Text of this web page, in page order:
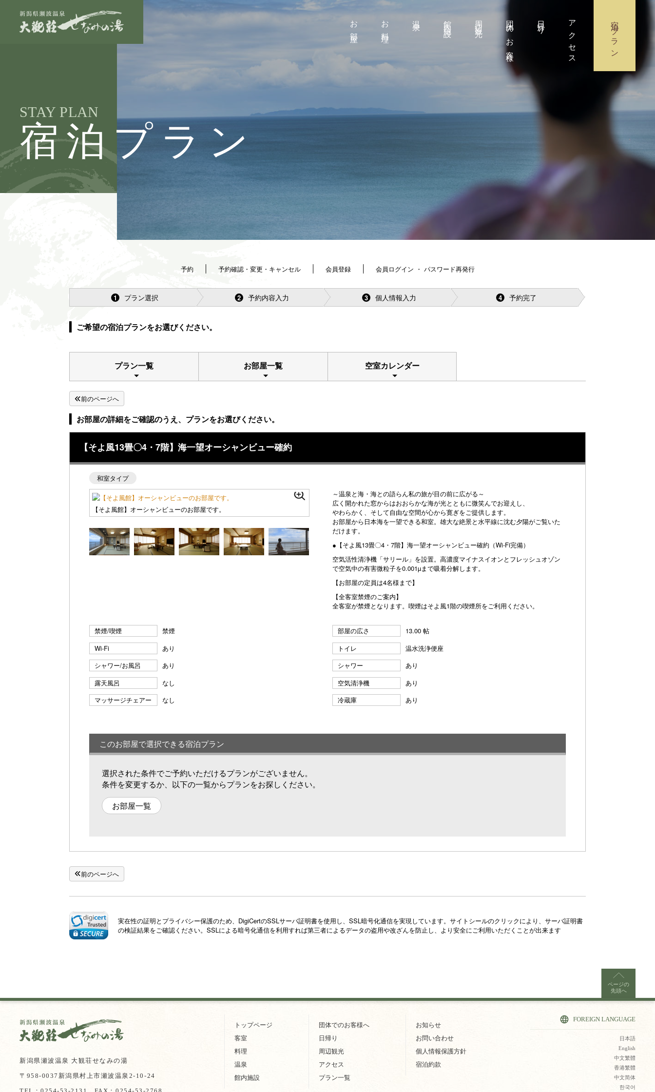
お部屋 お料理 館内施設 周辺観光 団体のお客様 日帰り アクセス 宿泊プラン
STAY PLAN
宿泊プラン
予約 予約確認・変更・キャンセル 会員登録 会員ログイン ・ パスワード再発行
1 プラン選択 2 予約内容入力 3 個人情報入力 4 予約完了
ご希望の宿泊プランをお選びください。
プラン一覧 お部屋一覧 空室カレンダー
前のページへ
お部屋の詳細をご確認のうえ、プランをお選びください。
【そよ風13畳〇4・7階】海一望オーシャンビュー確約
和室タイプ
【そよ風館】オーシャンビューのお部屋です。
～温泉と海・海との語らん私の旅が目の前に広がる～
広く開かれた窓からはおおらかな海が光とともに微笑んでお迎えし、
やわらかく、そして自由な空間が心から寛ぎをご提供します。
お部屋から日本海を一望できる和室。雄大な絶景と水平線に沈む夕陽がご覧いた
だけます。
●【そよ風13畳〇4・7階】海一望オーシャンビュー確約（Wi-Fi完備）
空気活性清浄機「サリール」を設置。高濃度マイナスイオンとフレッシュオゾン
で空気中の有害微粒子を0.001µまで吸着分解します。
【お部屋の定員は4名様まで】
【全客室禁煙のご案内】
全客室が禁煙となります。喫煙はそよ風1階の喫煙所をご利用ください。
禁煙/喫煙 禁煙 部屋の広さ
13.00 帖
Wi-Fi
あり トイレ
温水洗浄便座
シャワー/お風呂
あり シャワー
あり
露天風呂
なし 空気清浄機
あり
マッサージチェアー
なし 冷蔵庫 あり
このお部屋で選択できる宿泊プラン
選択された条件でご予約いただけるプランがございません。
条件を変更するか、以下の一覧からプランをお探しください。
お部屋一覧
前のページへ
実在性の証明とプライバシー保護のため、DigiCertのSSLサーバ証明書を使用し、SSL暗号化通信を実現しています。サイトシールのクリックにより、サーバ証明書
の検証結果をご確認ください。SSLによる暗号化通信を利用すれば第三者によるデータの盗用や改ざんを防止し、より安全にご利用いただくことが出来ます
ページの
先頭へ
新潟県瀬波温泉 大観荘せなみの湯
〒958-0037新潟県村上市瀬波温泉2-10-24
トップページ
客室
料理
温泉
館内施設
団体でのお客様へ
日帰り
周辺観光
アクセス
プラン一覧
お知らせ
お問い合わせ
個人情報保護方針
宿泊約款
FOREIGN LANGUAGE
日本語
English
中文繁體
香港繁體
中文简体
한국어